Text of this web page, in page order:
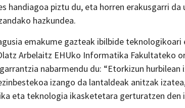
handiagoa piztu du, eta horren erakusgarri da
hazkundea.
emakume gazteak ibilbide teknologikoari
Arbelaitz EHUko Informatika Fakultateko
nabarmendu du: “Etorkizun hurbilean
izango da lantaldeak anitzak
eta teknologia ikasketetara gerturatzen den